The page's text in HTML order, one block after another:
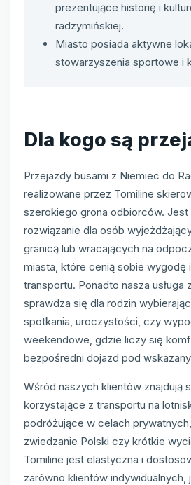
prezentujące historię i
radzymińskiej.
Miasto posiada aktywne
stowarzyszenia sportowe i
Dla kogo są
Przejazdy busami z Niemiec do
realizowane przez Tomiline
szerokiego grona odbiorców. Jest
rozwiązanie dla osób
granicą lub wracających na
miasta, które cenią sobie wygodę
transportu. Ponadto nasza usługa
sprawdza się dla rodzin
spotkania, uroczystości, czy
weekendowe, gdzie liczy się
bezpośredni dojazd pod
Wśród naszych klientów znajdują
korzystające z transportu na
podróżujące w celach
zwiedzanie Polski czy krótkie
Tomiline jest elastyczna i
zarówno klientów indywidualnych,